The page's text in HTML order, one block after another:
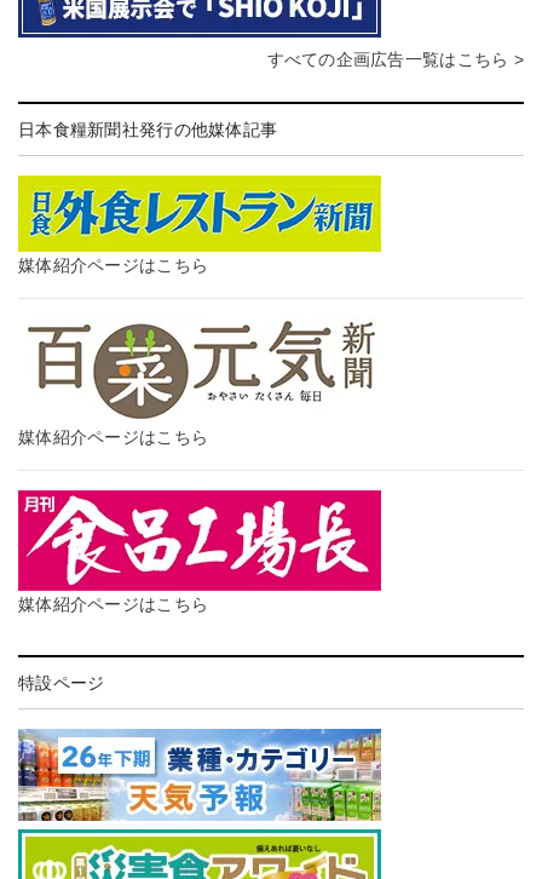
すべての企画広告一覧はこちら >
日本食糧新聞社発行の他媒体記事
媒体紹介ページはこちら
媒体紹介ページはこちら
媒体紹介ページはこちら
特設ページ